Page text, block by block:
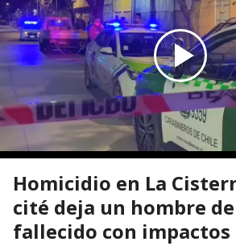
Homicidio en La
cité deja un hombre
fallecido con impactos